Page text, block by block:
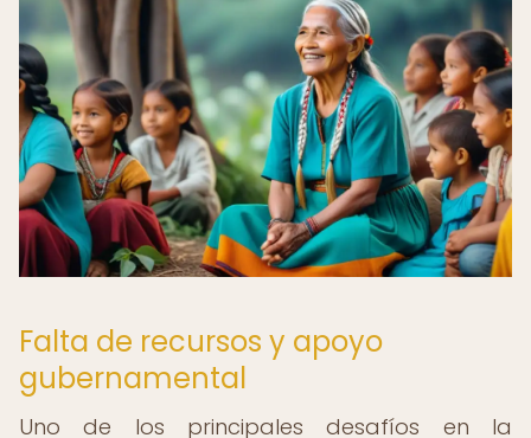
Falta de recursos y apoyo
gubernamental
Uno de los principales desafíos en la